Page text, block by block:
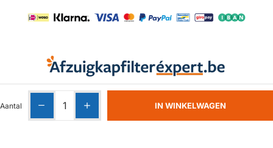
Aantal IN WINKELWAGEN
Algemene voorwaarden Privacy | Cookies